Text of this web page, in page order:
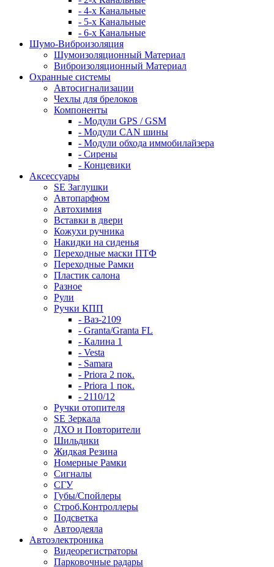
- 4-х Канальные
- 5-х Канальные
- 6-х Канальные
Шумо-Виброизоляция
Шумоизоляционный Материал
Виброизоляционный Материал
Охранные системы
Автосигнализации
Чехлы для брелоков
Компоненты
- Модули GPS / GSM
- Модули CAN шины
- Модули обхода иммобилайзера
- Сирены
- Концевики
Аксессуары
SE Заглушки
Автопарфюм
Автохимия
Вставки в двери
Кожухи ручника
Накидки на сиденья
Переходные маски ПТФ
Переходные Рамки
Пластик салона
Разное
Рули
Ручки КПП
- Ваз-2109
- Granta/Granta FL
- Калина 1
- Vesta
- Samara
- Priora 2 пок.
- Priora 1 пок.
- 2110/12
Ручки отопителя
SE Зеркала
ДХО и Повторители
Шильдики
Жидкая Резина
Номерные Рамки
Сигналы
СГУ
Губы/Спойлеры
Строб.Контроллеры
Подсветка
Автоодеяла
Автоэлектроника
Видеорегистраторы
Парковочные радары